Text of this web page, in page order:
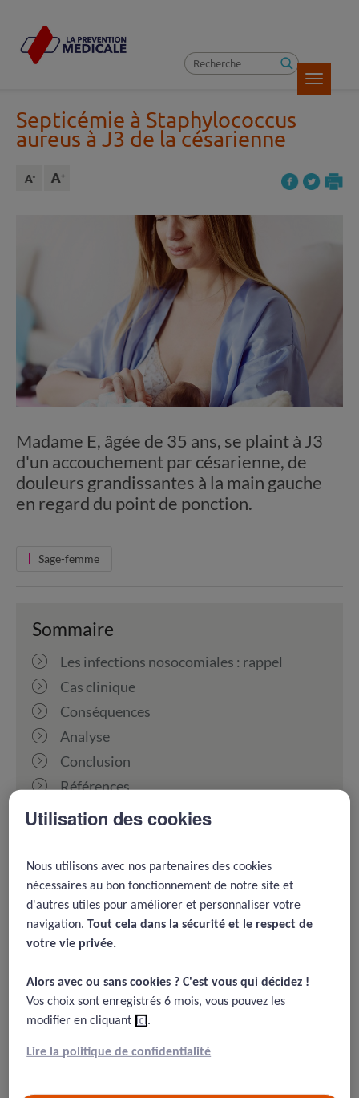
Toggle
Septicémie à Staphylococcus
aureus à J3 de la césarienne
Madame E, âgée de 35 ans, se plaint à J3
d'un accouchement par césarienne, de
douleurs grandissantes à la main gauche
en regard du point de ponction.
Sage-femme
Sommaire
Les infections nosocomiales : rappel
Cas clinique
Conséquences
Analyse
Conclusion
Références
Les infections nosocomiales : rappel
En France, environ 5 % des patients qui séjournent à
l’hôpital contractent une infection lors ou au décours de
patients. Une infection est considérée comme
nosocomiale lorsqu’elle apparait au-delà de 48h après
l’admission du patient alors qu’elle était absente à
Utilisation des cookies
Nous utilisons avec nos partenaires des cookies
nécessaires au bon fonctionnement de notre site et
d'autres utiles pour améliorer et personnaliser votre
navigation.Tout cela dans la sécurité et le respect de
votre vie privée.​
Alors avec ou sans cookies ? C'est vous qui décidez !​
Vos choix sont enregistrés 6 mois, vous pouvez les
modifier en cliquant ici.
Lire la politique de confidentialité